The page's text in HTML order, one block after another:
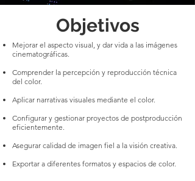
Objetivos
Mejorar el aspecto visual, y dar vida a las imágenes
cinematográficas.
Comprender la percepción y reproducción técnica
del color.
Aplicar narrativas visuales mediante el color.
Configurar y gestionar proyectos de postproducción
eficientemente.
Asegurar calidad de imagen fiel a la visión creativa.
Exportar a diferentes formatos y espacios de color.